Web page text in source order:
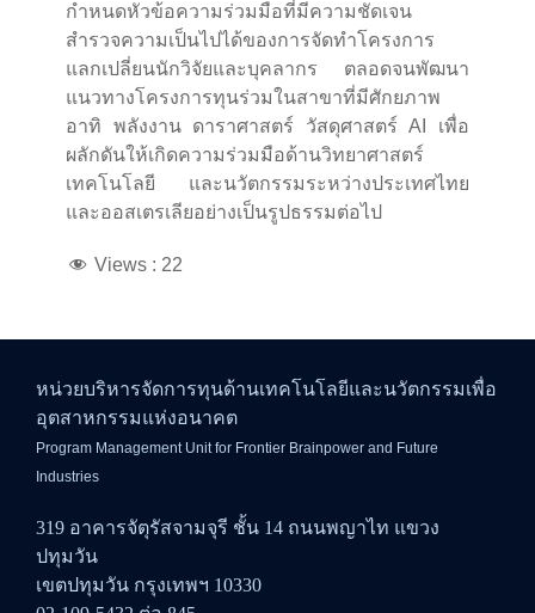
กำหนดหัวข้อความร่วมมือที่มีความชัดเจน
สำรวจความเป็นไปได้ของการจัดทำโครงการ
แลกเปลี่ยนนักวิจัยและบุคลากร ตลอดจนพัฒนา
แนวทางโครงการทุนร่วมในสาขาที่มีศักยภาพ
อาทิ พลังงาน ดาราศาสตร์ วัสดุศาสตร์ AI เพื่อ
ผลักดันให้เกิดความร่วมมือด้านวิทยาศาสตร์
เทคโนโลยี และนวัตกรรมระหว่างประเทศไทย
และออสเตรเลียอย่างเป็นรูปธรรมต่อไป
Views : 22
หน่วยบริหารจัดการทุนด้านเทคโนโลยีและนวัตกรรมเพื่อ
อุตสาหกรรมแห่งอนาคต
Program Management Unit for Frontier Brainpower and Future
Industries
319 อาคารจัตุรัสจามจุรี ชั้น 14 ถนนพญาไท แขวง
ปทุมวัน
เขตปทุมวัน กรุงเทพฯ 10330